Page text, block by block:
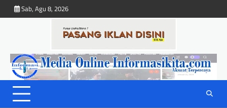
to
Sab, Agu 8, 2026